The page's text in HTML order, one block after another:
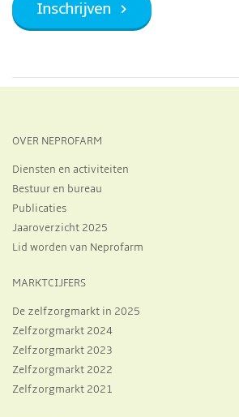
OVER NEPROFARM
Diensten en activiteiten
Bestuur en bureau
Publicaties
Jaaroverzicht 2025
Lid worden van Neprofarm
MARKTCIJFERS
De zelfzorgmarkt in 2025
Zelfzorgmarkt 2024
Zelfzorgmarkt 2023
Zelfzorgmarkt 2022
Zelfzorgmarkt 2021